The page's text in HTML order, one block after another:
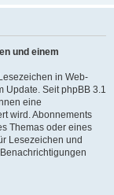
und einem
in Web-
Update. Seit phpBB 3.1
eine
wird. Abonnements
Themas oder eines
Lesezeichen und